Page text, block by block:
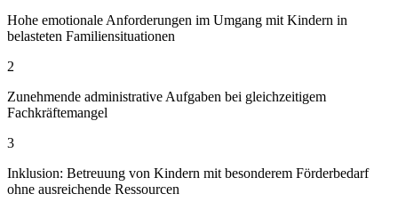
Hohe emotionale Anforderungen im Umgang mit Kindern in
belasteten Familiensituationen
2
Zunehmende administrative Aufgaben bei gleichzeitigem
Fachkräftemangel
3
Inklusion: Betreuung von Kindern mit besonderem Förderbedarf
ohne ausreichende Ressourcen